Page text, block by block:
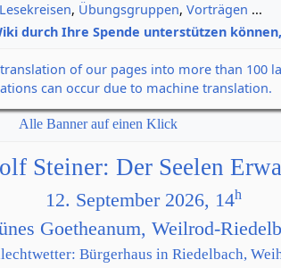
Lesekreisen, Übungsgruppen,Vorträgen ...
durch Ihre Spende unterstützen
of our pages into more than 100
can occur due to machine translation.
Alle Banner auf einen Klick
Steiner: Der Seelen
12. September 2026, 14h
Goetheanum, Weilrod-
Bürgerhaus in Riedelbach,